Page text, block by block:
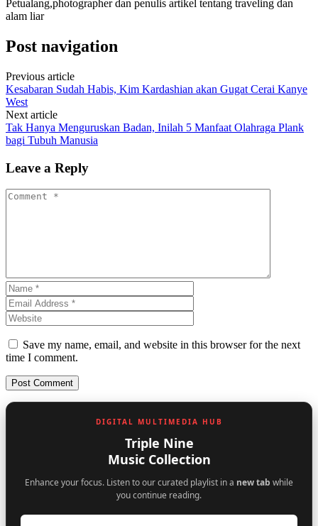
Petualang,photographer dan penulis artikel tentang traveling dan
alam liar
Post navigation
Previous article
Kesabaran Sudah Habis, Kim Kardashian akan Gugat Cerai Kanye
West
Next article
Tak Hanya Menguruskan Badan, Inilah 5 Manfaat Olahraga Plank
bagi Tubuh Manusia
Leave a Reply
Save my name, email, and website in this browser for the next
time I comment.
DIGITAL MULTIMEDIA HUB
Triple Nine
Music Collection
Enhance your focus. Listen to our curated playlist in a new tab while
you continue reading.